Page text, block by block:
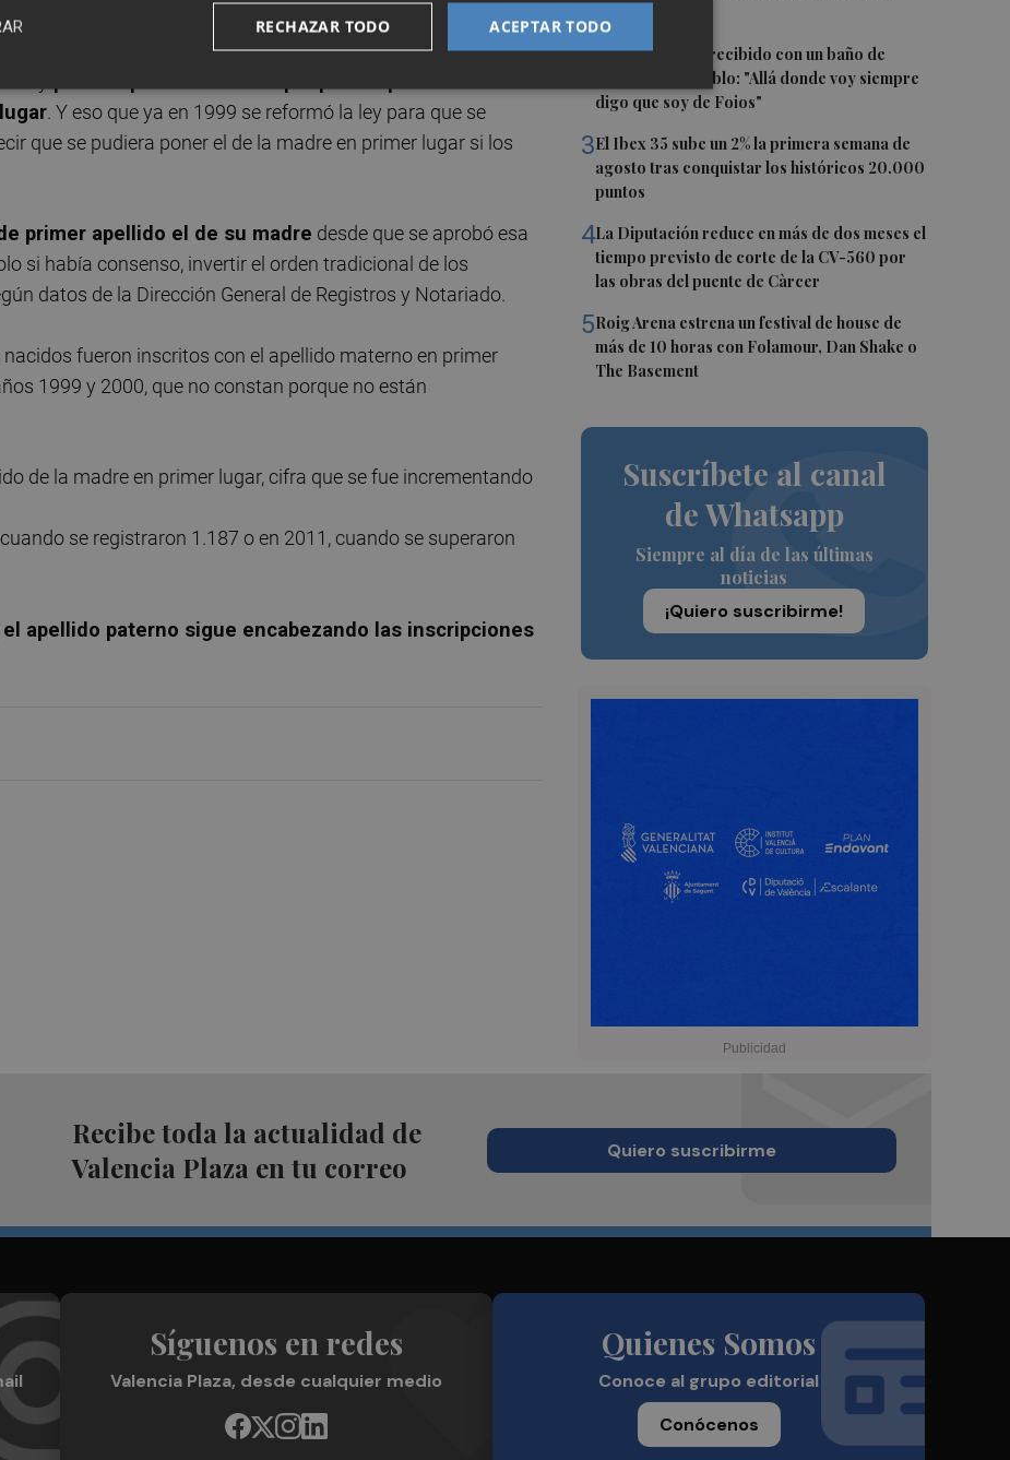
2Ferran Torres, recibido con un baño de
masas en su pueblo: "Allá donde voy siempre
digo que soy de Foios"
3El Ibex 35 sube un 2% la primera semana de
agosto tras conquistar los históricos 20.000
puntos
4La Diputación reduce en más de dos meses el
tiempo previsto de corte de la CV-560 por
las obras del puente de Càrcer
5Roig Arena estrena un festival de house de
más de 10 horas con Folamour, Dan Shake o
The Basement
Suscríbete al canal
de Whatsapp
Siempre al día de las últimas
noticias
¡Quiero suscribirme!
el de la madre
y
. Y eso que ya en 1999 se reformó la ley para que se
que se pudiera poner el de la madre en primer lugar si los
primer apellido el de su madre desde que se aprobó esa
si había consenso, invertir el orden tradicional de los
datos de la Dirección General de Registros y Notariado.
fueron inscritos con el apellido materno en primer
1999 y 2000, que no constan porque no están
de la madre en primer lugar, cifra que se fue incrementando
se registraron 1.187 o en 2011, cuando se superaron
el apellido paterno sigue encabezando las inscripciones
Recibe toda la actualidad de
Valencia Plaza en tu correo
Quiero suscribirme
Síguenos en redes
Valencia Plaza, desde cualquier medio
Quienes Somos
Conoce al grupo editorial
Conócenos
ACEPTAR TODO
RECHAZAR TODO